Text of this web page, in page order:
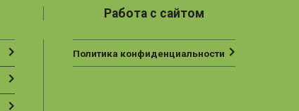
Работа с сайтом
Политика конфиденциальности